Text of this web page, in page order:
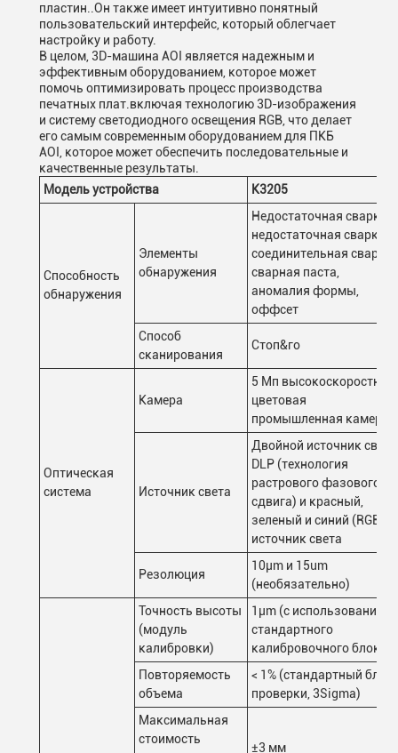
пластин..Он также имеет интуитивно понятный
пользовательский интерфейс, который облегчает
настройку и работу.
В целом, 3D-машина AOI является надежным и
эффективным оборудованием, которое может
помочь оптимизировать процесс производства
печатных плат.включая технологию 3D-изображения
и систему светодиодного освещения RGB, что делает
его самым современным оборудованием для ПКБ
AOI, которое может обеспечить последовательные и
качественные результаты.
Модель устройства
K3205
Способность
обнаружения
Элементы
обнаружения
Недостаточная сварка,
недостаточная сварка,
соединительная сварка,
сварная паста,
аномалия формы,
оффсет
Способ
сканирования
Стоп&го
Оптическая
система
Камера
5 Мп высокоскоростная
цветовая
промышленная камера
Источник света
Двойной источник света
DLP (технология
растрового фазового
сдвига) и красный,
зеленый и синий (RGB)
источник света
Резолюция
10μm и 15um
(необязательно)
Точность высоты
(модуль
калибровки)
1μm (с использованием
стандартного
калибровочного блока)
Повторяемость
объема
< 1% (стандартный блок
проверки, 3Sigma)
Максимальная
стоимость
±3 мм